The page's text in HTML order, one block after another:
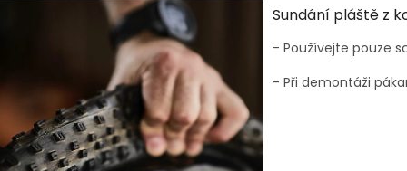
Sundání pláště z
- Používejte pouze
- Při demontáži